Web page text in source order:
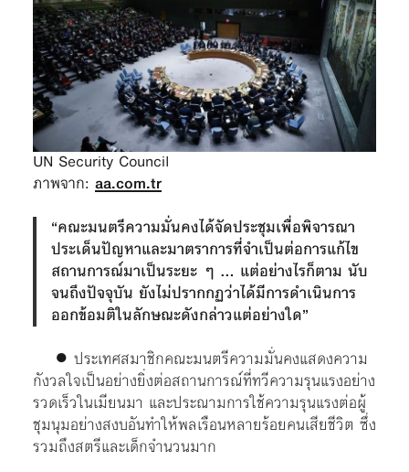
UN Security Council
ภาพจาก: aa.com.tr
“คณะมนตรีความมั่นคงได้จัดประชุมเพื่อพิจารณา
ประเด็นปัญหาและมาตราการที่จำเป็นต่อการแก้ไข
สถานการณ์มาเป็นระยะ ๆ … แต่อย่างไรก็ตาม นับ
จนถึงปัจจุบัน ยังไม่ปรากกฏว่าได้มีการดำเนินการ
ออกข้อมติในลักษณะดังกล่าวแต่อย่างใด”
● ประเทศสมาชิกคณะมนตรีความมั่นคงแสดงความ
กังวลใจเป็นอย่างยิ่งต่อสถานการณ์ที่ทวีความรุนแรงอย่าง
รวดเร็วในเมียนมา และประณามการใช้ความรุนแรงต่อผู้
ชุมนุมอย่างสงบอันทำให้พลเรือนหลายร้อยคนเสียชีวิต ซึ่ง
รวมถึงสตรีและเด็กจำนวนมาก